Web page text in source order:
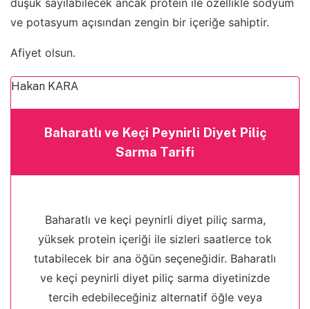
ve potasyum açısından zengin bir içeriğe sahiptir.
Afiyet olsun.
Hakan KARA
Baharatlı ve Keçi Peynirli Diyet Piliç
Sarma Tarifi
Baharatlı ve keçi peynirli diyet piliç sarma,
yüksek protein içeriği ile sizleri saatlerce tok
tutabilecek bir ana öğün seçeneğidir. Baharatlı
ve keçi peynirli diyet piliç sarma diyetinizde
tercih edebileceğiniz alternatif öğle veya